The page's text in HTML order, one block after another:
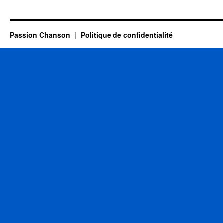
Passion Chanson Politique de confidentialité